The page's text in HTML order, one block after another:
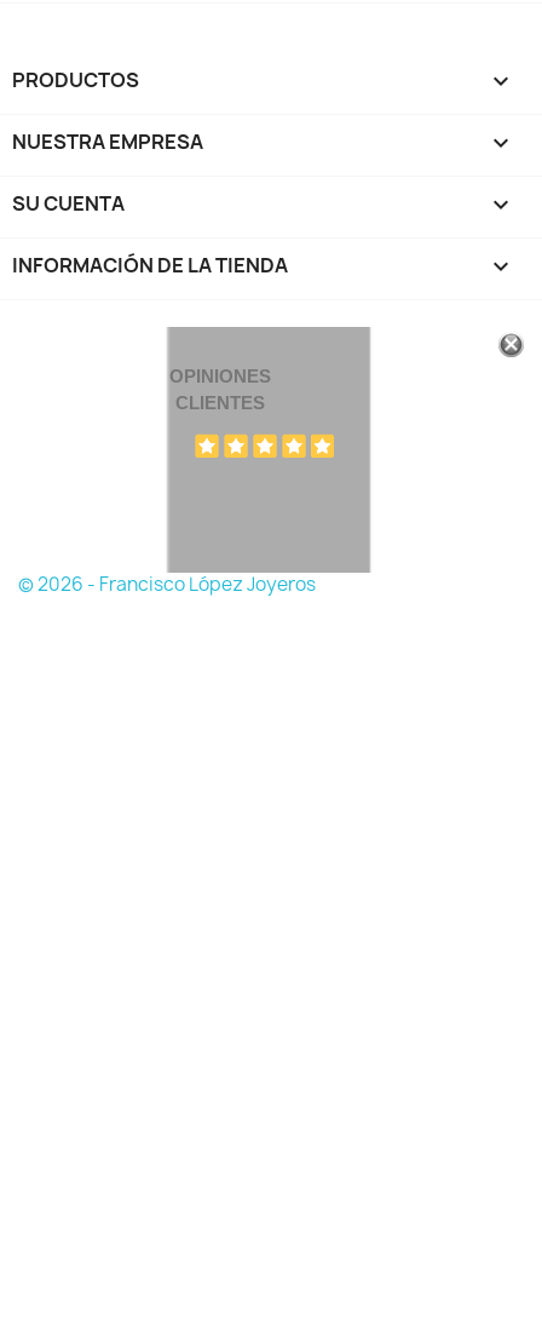
PRODUCTOS 
NUESTRA EMPRESA 
SU CUENTA 
INFORMACIÓN DE LA TIENDA keyboard_arrow_down
OPINIONES
CLIENTES
© 2026 - Francisco López Joyeros